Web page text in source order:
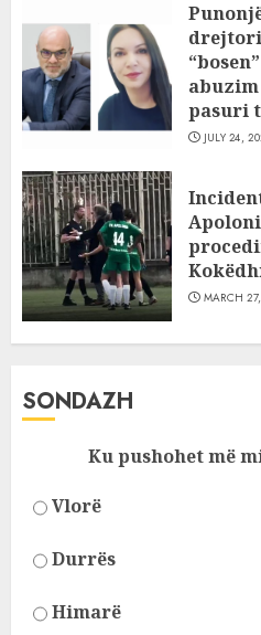
pasuri
JULY 24,
MARCH
SONDAZH
Ku pushohet më
Vlorë
Durrës
Himarë